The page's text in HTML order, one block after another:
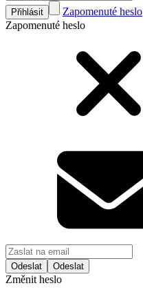
Přihlásit
Zapomenuté heslo
Zapomenuté heslo
Odeslat
Změnit heslo